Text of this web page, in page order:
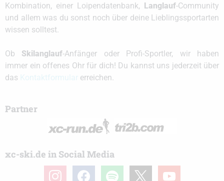
Kombination, einer Loipendatenbank, Langlauf-Community
und allem was du sonst noch über deine Lieblingssportarten
wissen solltest.
Ob Skilanglauf-Anfänger oder Profi-Sportler, wir haben
immer ein offenes Ohr für dich! Du kannst uns jederzeit über
das
erreichen.
Partner
xc-ski.de in Social Media
instagramfacebook spotify youtube